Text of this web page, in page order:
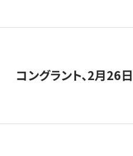
コングラント、2月26